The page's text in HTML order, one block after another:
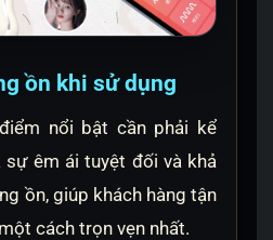
ồn khi sử dụng
nổi bật cần phải kể
sự êm ái tuyệt đối và khả
ồn, giúp khách hàng tận
cách trọn vẹn nhất.